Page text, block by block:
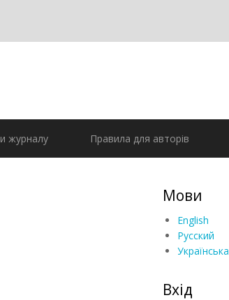
журналу Правила для авторів
Мови
English
Русский
Українська
Вхід